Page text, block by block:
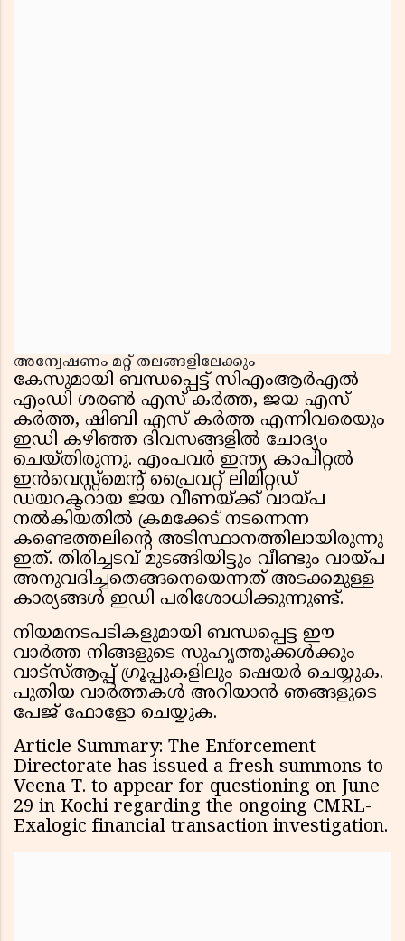
അന്വേഷണം മറ്റ് തലങ്ങളിലേക്കും
കേസുമായി ബന്ധപ്പെട്ട് സിഎംആർഎൽ
എംഡി ശരൺ എസ് കർത്ത, ജയ എസ്
കർത്ത, ഷിബി എസ് കർത്ത എന്നിവരെയും
ഇഡി കഴിഞ്ഞ ദിവസങ്ങളിൽ ചോദ്യം
ചെയ്തിരുന്നു. എംപവർ ഇന്ത്യ കാപിറ്റൽ
ഇൻവെസ്റ്റ്മെന്റ് പ്രൈവറ്റ് ലിമിറ്റഡ്
ഡയറക്ടറായ ജയ വീണയ്ക്ക് വായ്പ
നൽകിയതിൽ ക്രമക്കേട് നടന്നെന്ന
കണ്ടെത്തലിന്റെ അടിസ്ഥാനത്തിലായിരുന്നു
ഇത്. തിരിച്ചടവ് മുടങ്ങിയിട്ടും വീണ്ടും വായ്പ
അനുവദിച്ചതെങ്ങനെയെന്നത് അടക്കമുള്ള
കാര്യങ്ങൾ ഇഡി പരിശോധിക്കുന്നുണ്ട്.
നിയമനടപടികളുമായി ബന്ധപ്പെട്ട ഈ
വാർത്ത നിങ്ങളുടെ സുഹൃത്തുക്കൾക്കും
വാട്സ്ആപ്പ് ഗ്രൂപ്പുകളിലും ഷെയർ ചെയ്യുക.
പുതിയ വാർത്തകൾ അറിയാൻ ഞങ്ങളുടെ
പേജ് ഫോളോ ചെയ്യുക.
Article Summary: The Enforcement
Directorate has issued a fresh summons to
Veena T. to appear for questioning on June
29 in Kochi regarding the ongoing CMRL-
Exalogic financial transaction investigation.